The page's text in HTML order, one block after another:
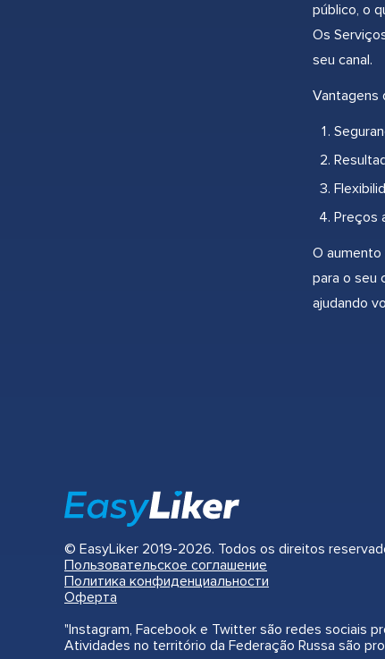
público, o
Os
seu canal.
Vantagens
Preços
O aumento
para o seu
ajudando
© EasyLiker 2019-2026. Todos os direitos
Пользовательское соглашение
Политика конфиденциальности
Оферта
"Instagram, Facebook e Twitter são redes sociais
Atividades no território da Federação Russa são